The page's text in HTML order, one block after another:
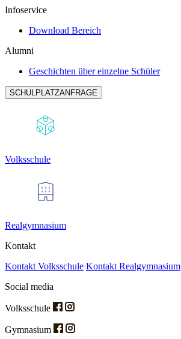
Infoservice
Download Bereich
Alumni
Geschichten über einzelne Schüler
SCHULPLATZANFRAGE
Volksschule
Realgymnasium
Kontakt
Kontakt Volksschule Kontakt Realgymnasium
Social media
Volksschule
Gymnasium